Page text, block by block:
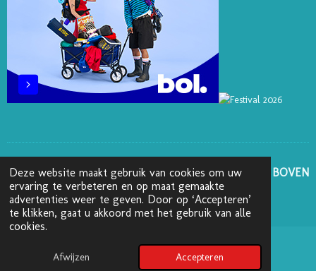
Deze website maakt gebruik van cookies om uw
ervaring te verbeteren en op maat gemaakte
advertenties weer te geven. Door op ‘Accepteren’
te klikken, gaat u akkoord met het gebruik van alle
cookies.
Afwijzen Accepteren
GA NAAR BOVEN
© 2025 - 2026 Boekenblog van Ann